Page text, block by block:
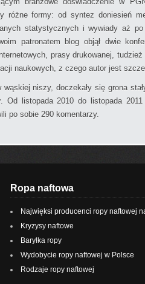
różne formy: od syntez doniesień
statystycznych i wywiady aż
patronatem blog objął dwie
prasy drukowanej,
naukowych, z czego autor jest
wąskiej niszy, doczekały się grona
. Od listopada 2010 do listopada 2011
po sobie 290 komentarzy.
Ropa naftowa
Najwięksi producenci ropy naftowej
Kryzysy naftowe
Baryłka ropy
Wydobycie ropy naftowej w Polsce
Rodzaje ropy naftowej